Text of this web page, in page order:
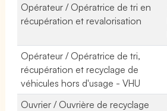
Opérateur / Opératrice de tri en
récupération et revalorisation
Opérateur / Opératrice de tri,
récupération et recyclage de
véhicules hors d'usage - VHU
Ouvrier / Ouvrière de recyclage